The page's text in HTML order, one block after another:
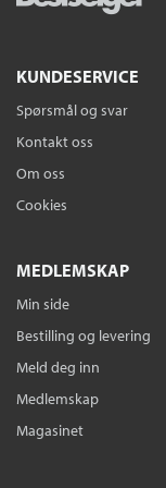
KUNDESERVICE
Spørsmål og svar
Kontakt oss
Om oss
Cookies
MEDLEMSKAP
Min side
Bestilling og levering
Meld deg inn
Medlemskap
Magasinet